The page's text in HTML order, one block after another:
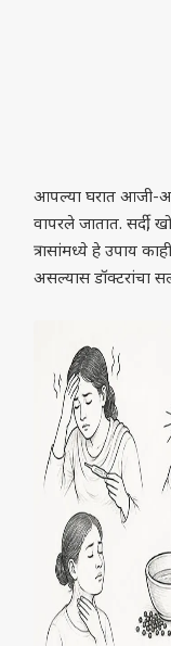
आपल्या घरात आजी-
वापरले जातात. सर्दी,
त्रासांमध्ये हे उपाय
असल्यास